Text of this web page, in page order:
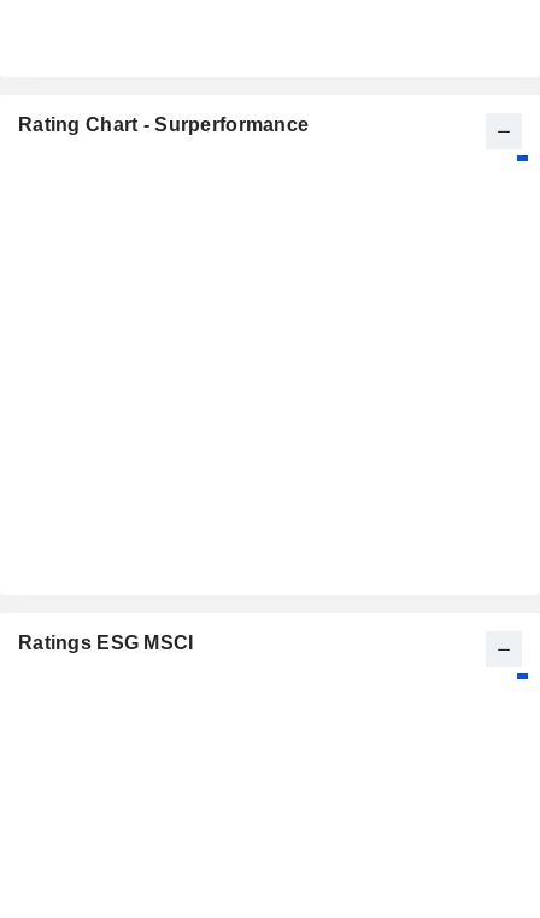
Rating Chart - Surperformance
Ratings ESG MSCI